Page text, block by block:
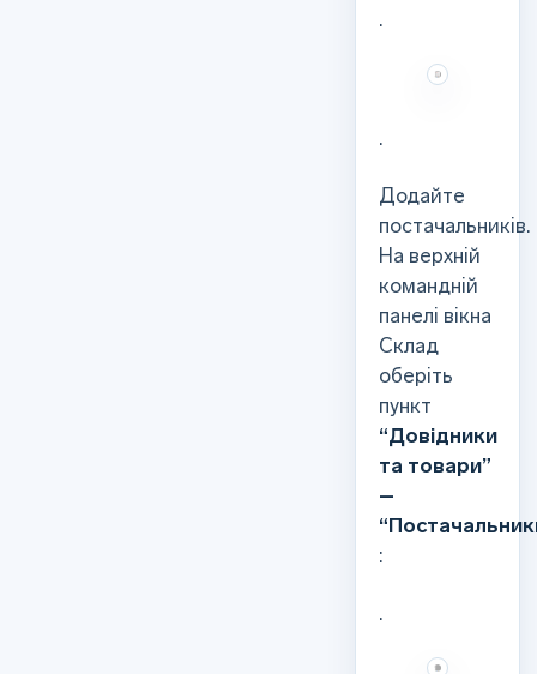
.
.
Додайте
постачальників.
На верхній
командній
панелі вікна
Склад
оберіть
пункт
“Довідники
та товари”
–
:
.